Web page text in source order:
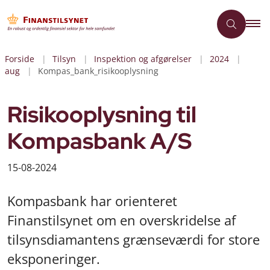
Forside Tilsyn Inspektion og afgørelser
2024
aug
Kompas_bank_risikooplysning
Risikooplysning til
Kompasbank A/S
15-08-2024
Kompasbank har orienteret
Finanstilsynet om en overskridelse af
tilsynsdiamantens grænseværdi for store
eksponeringer.